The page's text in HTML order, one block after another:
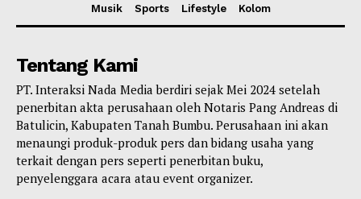
Musik
Sports Lifestyle Kolom
Tentang Kami
PT. Interaksi Nada Media berdiri sejak Mei 2024 setelah
penerbitan akta perusahaan oleh Notaris Pang Andreas di
Batulicin, Kabupaten Tanah Bumbu. Perusahaan ini akan
menaungi produk-produk pers dan bidang usaha yang
terkait dengan pers seperti penerbitan buku,
penyelenggara acara atau event organizer.